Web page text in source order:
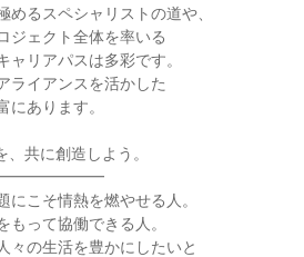
めるスペシャリストの道や、
ジェクト全体を率いる
ャリアパスは多彩です。
ライアンスを活かした
にあります。
共に創造しよう。
こそ情熱を燃やせる人。
もって協働できる人。
々の生活を豊かにしたいと